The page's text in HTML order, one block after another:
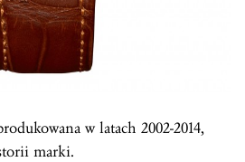
w latach 2002-2014,
marki.